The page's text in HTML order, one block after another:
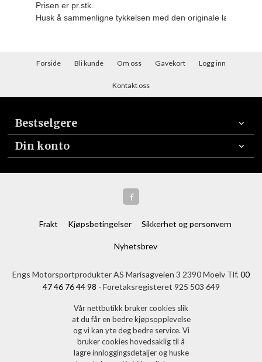
Prisen er pr.stk.
Husk å sammenligne tykkelsen med den originale lamellen
Forside Bli kunde Om oss Gavekort Logg inn
Kontakt oss
Bestselgere
Din konto
Frakt Kjøpsbetingelser Sikkerhet og personvern
Nyhetsbrev
Engs Motorsportprodukter AS Marisagveien 3 2390 Moelv Tlf.00
47 46 76 44 98 - Foretaksregisteret 925 503 649
Vår nettbutikk bruker cookies slik
at du får en bedre kjøpsopplevelse
og vi kan yte deg bedre service. Vi
bruker cookies hovedsaklig til å
lagre innloggingsdetaljer og huske